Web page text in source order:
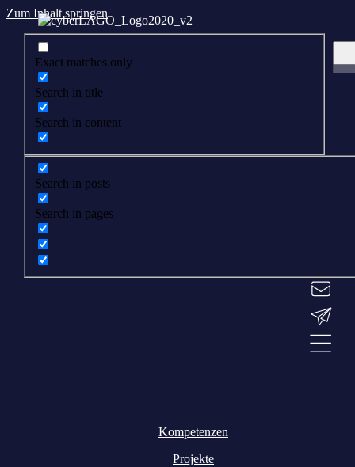
Zum Inhalt springen
Exact matches only
Search in title
Search in content
Search in posts
Search in pages
Kompetenzen
Projekte